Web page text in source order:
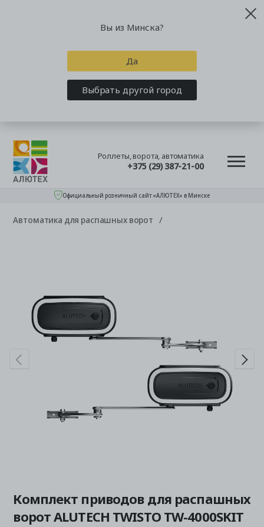
Роллеты, ворота, автоматика
+375 (29) 387-21-00
Официальный розничный сайт «АЛЮТЕХ» в Минске
Автоматика для распашных ворот
Комплект приводов для распашных
ворот ALUTECH TWISTO TW-4000SKIT
Вы из Минска?
Да
Выбрать другой город